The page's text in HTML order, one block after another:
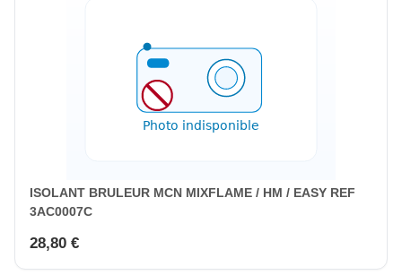
ISOLANT BRULEUR MCN MIXFLAME / HM / EASY REF
3AC0007C
28,80 €